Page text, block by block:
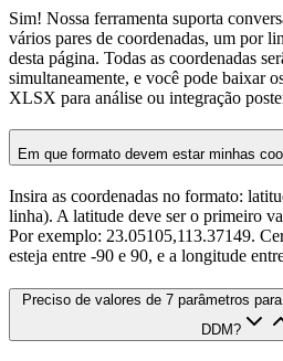
Sim! Nossa ferramenta suporta
vários pares de coordenadas, um por
desta página. Todas as coordenadas
simultaneamente, e você pode baixar
XLSX para análise ou integração
Em que formato devem estar minhas
Insira as coordenadas no formato:
linha). A latitude deve ser o primeiro
Por exemplo: 23.05105,113.37149.
esteja entre -90 e 90, e a longitude
Preciso de valores de 7 parâmetros
DDM?